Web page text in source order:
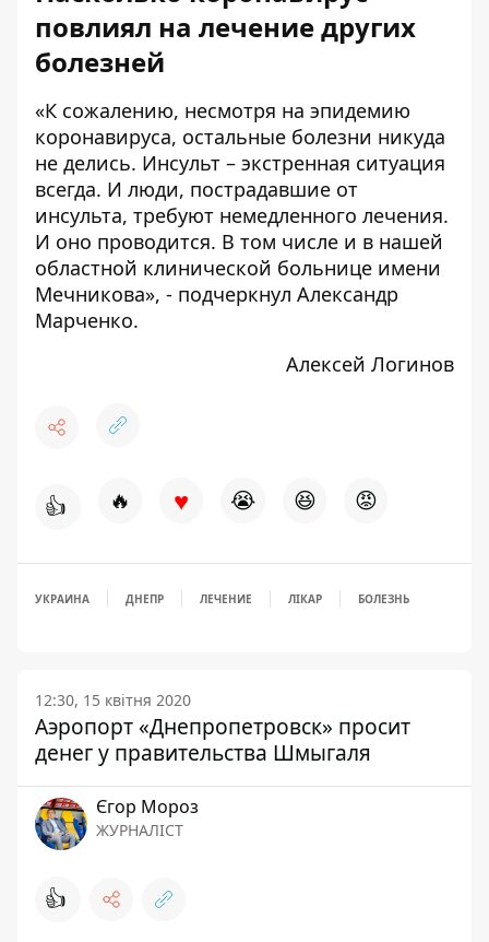
повлиял на лечение других
болезней
«К сожалению, несмотря на эпидемию
коронавируса, остальные болезни никуда
не делись. Инсульт – экстренная ситуация
всегда. И люди, пострадавшие от
инсульта, требуют немедленного лечения.
И оно проводится. В том числе и в нашей
областной клинической больнице имени
Мечникова», - подчеркнул Александр
Марченко.
Алексей Логинов
👍 🔥 ♥ 😭 😆 😡
УКРАИНА ДНЕПР ЛЕЧЕНИЕ ЛІКАР БОЛЕЗНЬ
12:30, 15 квітня 2020
Аэропорт «Днепропетровск» просит
денег у правительства Шмыгаля
Єгор Мороз
ЖУРНАЛІСТ
👍